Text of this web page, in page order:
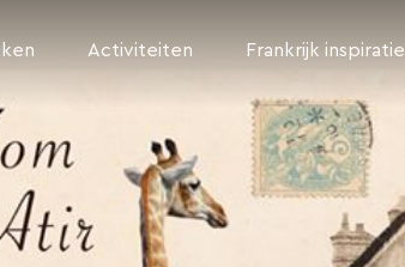
Activiteiten Frankrijk inspiratie